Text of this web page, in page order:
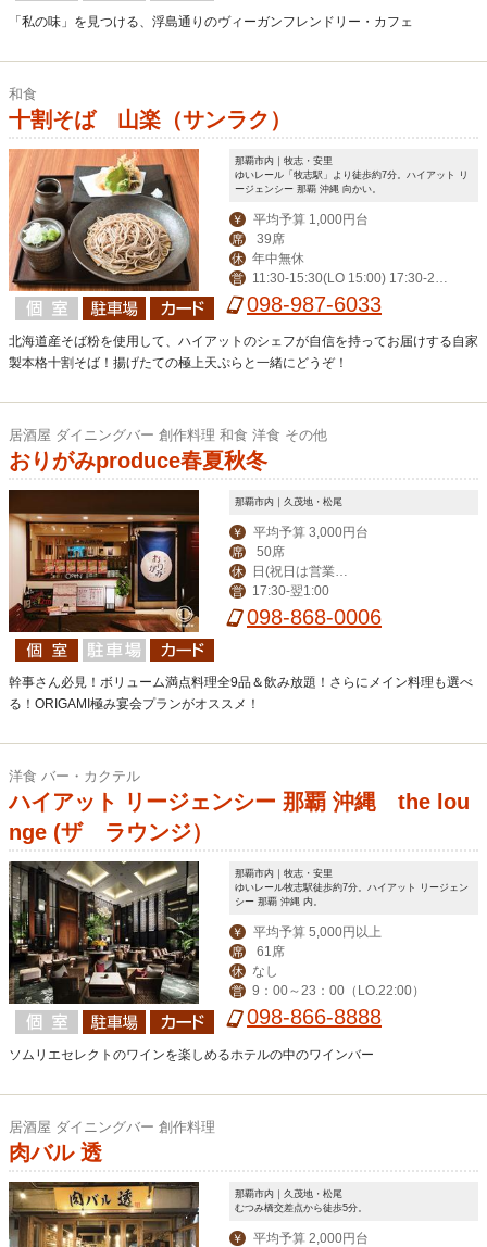
「私の味」を見つける、浮島通りのヴィーガンフレンドリー・カフェ
和食
十割そば 山楽（サンラク）
那覇市内｜牧志・安里
ゆいレール「牧志駅」より徒歩約7分。ハイアット リ
ージェンシー 那覇 沖縄 向かい。
￥ 平均予算 1,000円台
席 39席
休 年中無休
営
11:30-15:30(LO 15:00) 17:30-21:
30(LO 21:00)
098-987-6033
北海道産そば粉を使用して、ハイアットのシェフが自信を持ってお届けする自家
製本格十割そば！揚げたての極上天ぷらと一緒にどうぞ！
居酒屋 ダイニングバー 創作料理 和食 洋食 その他
おりがみproduce春夏秋冬
那覇市内｜久茂地・松尾
￥ 平均予算 3,000円台
席 50席
休
月曜振替休)
営 17:30-翌1:00
098-868-0006
幹事さん必見！ボリューム満点料理全9品＆飲み放題！さらにメイン料理も選べ
る！ORIGAMI極み宴会プランがオススメ！
洋食 バー・カクテル
ハイアット リージェンシー 那覇 沖縄 the lou
nge (ザ ラウンジ）
那覇市内｜牧志・安里
ゆいレール牧志駅徒歩約7分。ハイアット リージェン
シー 那覇 沖縄 内。
￥ 平均予算 5,000円以上
席 61席
休 なし
営 9：00～23：00（LO.22:00）
098-866-8888
ソムリエセレクトのワインを楽しめるホテルの中のワインバー
居酒屋 ダイニングバー 創作料理
肉バル 透
那覇市内｜久茂地・松尾
むつみ橋交差点から徒歩5分。
￥ 平均予算 2,000円台